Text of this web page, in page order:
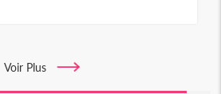
Voir Plus